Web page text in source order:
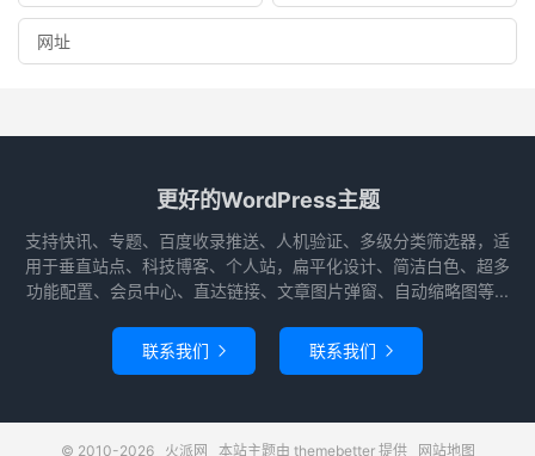
更好的WordPress主题
支持快讯、专题、百度收录推送、人机验证、多级分类筛选器，适
用于垂直站点、科技博客、个人站，扁平化设计、简洁白色、超多
功能配置、会员中心、直达链接、文章图片弹窗、自动缩略图等...
联系我们  联系我们 
© 2010-2026 火派网 本站主题由 themebetter提供 网站地图